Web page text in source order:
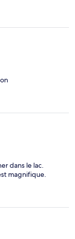
dans le lac.
magnifique.